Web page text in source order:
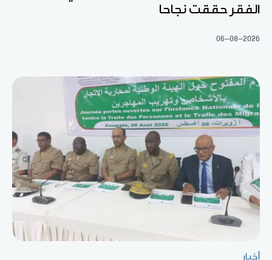
الفقر حققت نجاحا
06-08-2026
أخبار